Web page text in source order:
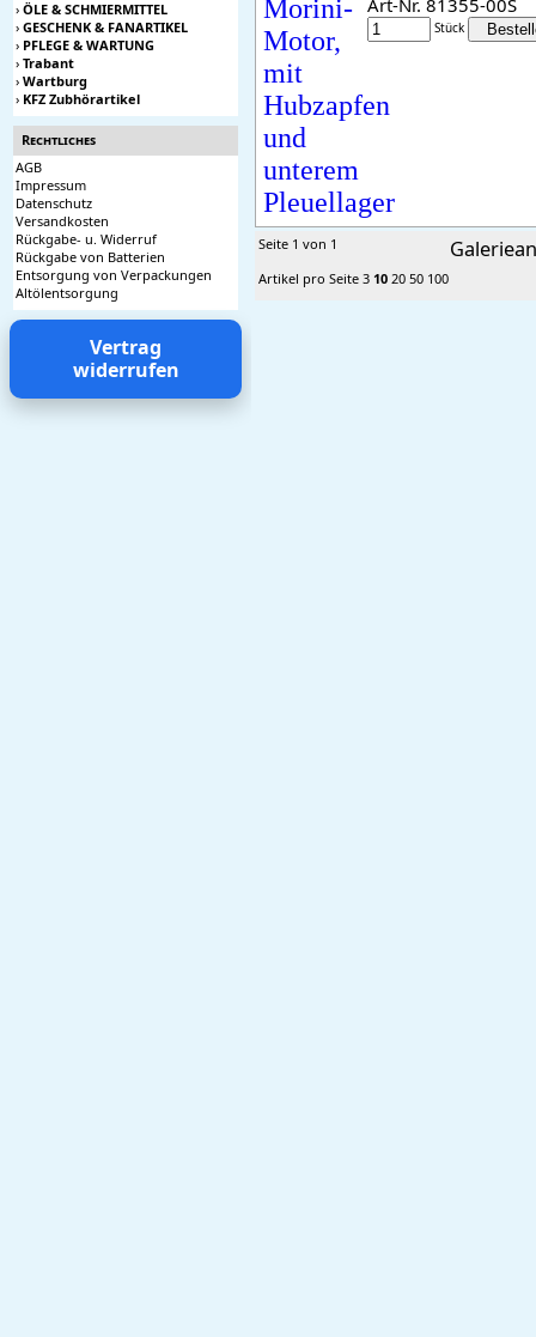
› ÖLE & SCHMIERMITTEL
› GESCHENK & FANARTIKEL
› PFLEGE & WARTUNG
› Trabant
› Wartburg
› KFZ Zubhörartikel
Rechtliches
AGB
Impressum
Datenschutz
Versandkosten
Rückgabe- u. Widerruf
Rückgabe von Batterien
Entsorgung von Verpackungen
Altölentsorgung
Vertrag
widerrufen
Art-Nr. 81355-00S
Stück
Seite 1 von 1
Artikel pro Seite 3 10 20 50 100